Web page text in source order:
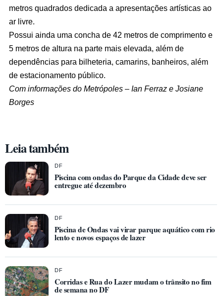
metros quadrados dedicada a apresentações artísticas ao
ar livre.
Possui ainda uma concha de 42 metros de comprimento e
5 metros de altura na parte mais elevada, além de
dependências para bilheteria, camarins, banheiros, além
de estacionamento público.
Com informações do Metrópoles – Ian Ferraz e Josiane
Borges
Leia também
DF
Piscina com ondas do Parque da Cidade deve ser
entregue até dezembro
DF
Piscina de Ondas vai virar parque aquático com rio
lento e novos espaços de lazer
DF
Corridas e Rua do Lazer mudam o trânsito no fim
de semana no DF